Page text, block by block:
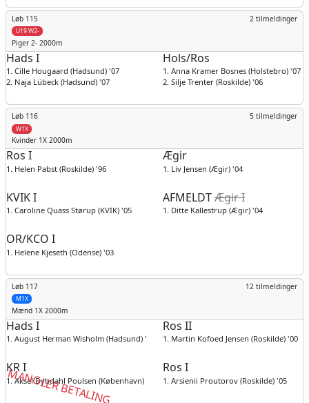
Løb 115 2 tilmeldinger
U19 W2-
Piger 2- 2000m
Hads I
1. Cille Hougaard (Hadsund) '07
2. Naja Lübeck (Hadsund) '07
Hols/Ros
1. Anna Kramer Bosnes (Holstebro) '07
2. Silje Trenter (Roskilde) '06
Løb 116 5 tilmeldinger
W1X
Kvinder 1X 2000m
Ros I
1. Helen Pabst (Roskilde) '96
Ægir
1. Liv Jensen (Ægir) '04
KVIK I
1. Caroline Quass Størup (KVIK) '05
AFMELDTÆgir I
1. Ditte Kallestrup (Ægir) '04
OR/KCO I
1. Helene Kjeseth (Odense) '03
Løb 117 12 tilmeldinger
M1X
Mænd 1X 2000m
Hads I
1. August Herman Wisholm (Hadsund) '04
Ros II
1. Martin Kofoed Jensen (Roskilde) '00
KR I
MANGLER BETALING
1. Aksel Dybdahl Poulsen (København) '98
Ros I
1. Arsienii Proutorov (Roskilde) '05